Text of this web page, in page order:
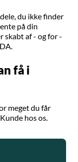
du ikke finder
på din
skabt af - og for -
få i
meget du får
hos os.